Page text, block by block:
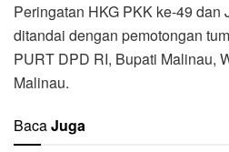
Peringatan HKG PKK ke-49 dan
ditandai dengan pemotongan
PURT DPD RI, Bupati Malinau,
Malinau.
BacaJuga